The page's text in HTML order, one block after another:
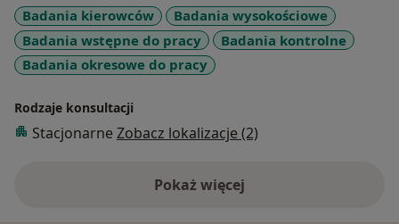
Badania kierowców
Badania wysokościowe
Badania wstępne do pracy
Badania kontrolne
Badania okresowe do pracy
Rodzaje konsultacji
Stacjonarne Zobacz lokalizacje (2)
Pokaż więcejo doświadczeniu